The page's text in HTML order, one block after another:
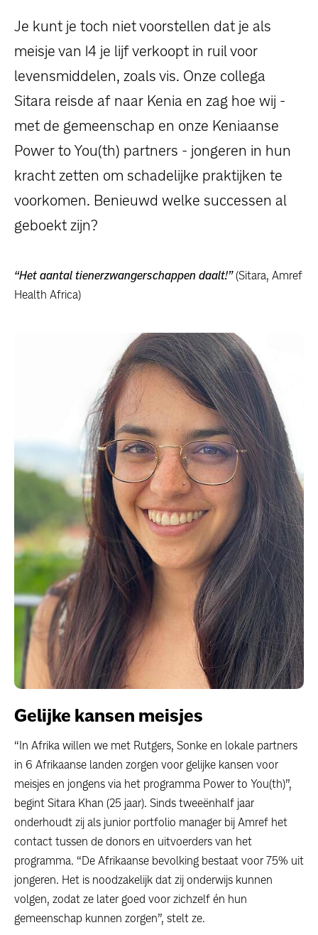
persoonlijke verhalen
voor bedrijven
contact
pers
Je kunt je toch niet voorstellen dat je als
meisje van 14 je lijf verkoopt in ruil voor
levensmiddelen, zoals vis. Onze collega
Sitara reisde af naar Kenia en zag hoe wij -
met de gemeenschap en onze Keniaanse
Power to You(th) partners - jongeren in hun
kracht zetten om schadelijke praktijken te
voorkomen. Benieuwd welke successen al
geboekt zijn?
“Het aantal tienerzwangerschappen daalt!”(Sitara, Amref
Health Africa)
Gelijke kansen meisjes
“In Afrika willen we met Rutgers, Sonke en lokale partners
in 6 Afrikaanse landen zorgen voor gelijke kansen voor
meisjes en jongens via het programma Power to You(th)”,
begint Sitara Khan (25 jaar). Sinds tweeënhalf jaar
onderhoudt zij als junior portfolio manager bij Amref het
contact tussen de donors en uitvoerders van het
programma. “De Afrikaanse bevolking bestaat voor 75% uit
jongeren. Het is noodzakelijk dat zij onderwijs kunnen
volgen, zodat ze later goed voor zichzelf én hun
gemeenschap kunnen zorgen”, stelt ze.